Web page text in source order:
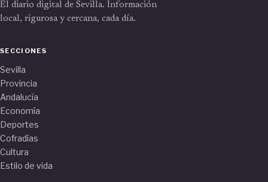
El diario digital de Sevilla. Información
local, rigurosa y cercana, cada día.
SECCIONES
Sevilla
Provincia
Andalucía
Economía
Deportes
Cofradías
Cultura
Estilo de vida